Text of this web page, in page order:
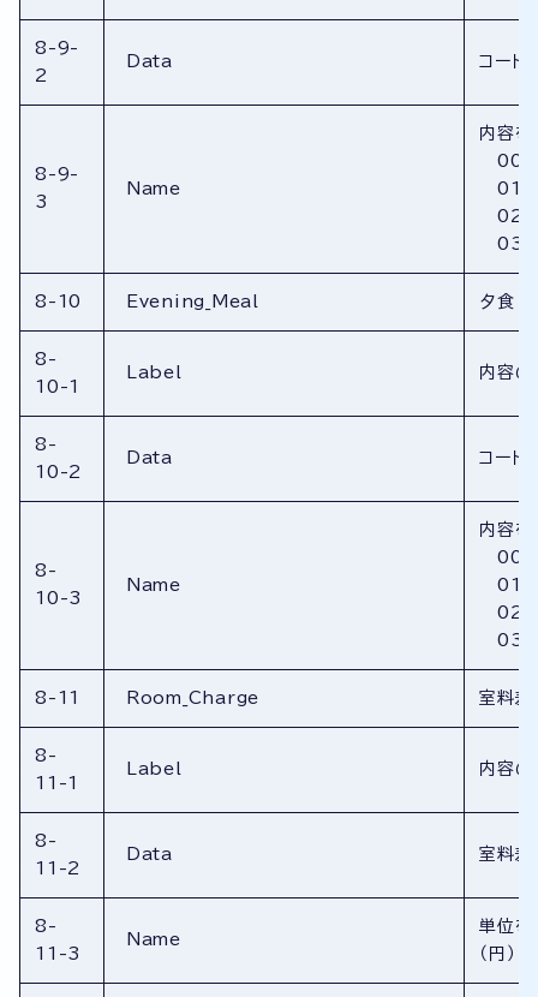
8-9-
2
Data コード
8-9-
3
Name
内容を
00：
01：
02：
03：
8-10 Evening_Meal 夕食
8-
10-1
Label 内容の
8-
10-2
Data コード
8-
10-3
Name
内容を
00：
01：
02：
03：
8-11 Room_Charge 室料差
8-
11-1
Label 内容の
8-
11-2
Data 室料差
8-
11-3
Name
単位を
（円）